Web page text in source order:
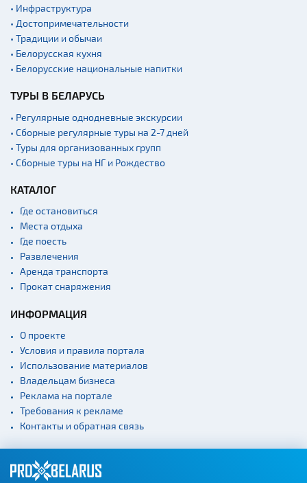
• Инфраструктура
• Достопримечательности
• Традиции и обычаи
• Белорусская кухня
• Белорусские национальные напитки
ТУРЫ В БЕЛАРУСЬ
• Регулярные однодневные экскурсии
• Сборные регулярные туры на 2-7 дней
• Туры для организованных групп
• Сборные туры на НГ и Рождество
КАТАЛОГ
Где остановиться
Места отдыха
Где поесть
Развлечения
Аренда транспорта
Прокат снаряжения
ИНФОРМАЦИЯ
О проекте
Условия и правила портала
Использование материалов
Владельцам бизнеса
Реклама на портале
Требования к рекламе
Контакты и обратная связь